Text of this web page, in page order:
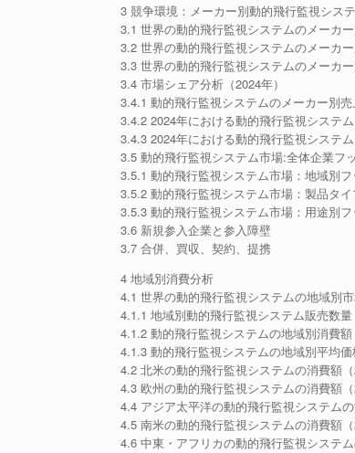
3 競争環境：メーカー別動的飛行監視シス
3.1 世界の動的飛行監視システムのメーカー
3.2 世界の動的飛行監視システムのメーカー
3.3 世界の動的飛行監視システムのメーカー
3.4 市場シェア分析（2024年）
3.4.1 動的飛行監視システムのメーカー別
3.4.2 2024年における動的飛行監視システ
3.4.3 2024年における動的飛行監視システ
3.5 動的飛行監視システム市場:全体企業フ
3.5.1 動的飛行監視システム市場：地域別フ
3.5.2 動的飛行監視システム市場：製品タ
3.5.3 動的飛行監視システム市場：用途別フ
3.6 新規参入企業と参入障壁
3.7 合併、買収、契約、提携
4 地域別消費分析
4.1 世界の動的飛行監視システムの地域別
4.1.1 地域別動的飛行監視システム販売数量
4.1.2 動的飛行監視システムの地域別消費額
4.1.3 動的飛行監視システムの地域別平均価
4.2 北米の動的飛行監視システムの消費額（
4.3 欧州の動的飛行監視システムの消費額（
4.4 アジア太平洋の動的飛行監視システムの
4.5 南米の動的飛行監視システムの消費額（
4.6 中東・アフリカの動的飛行監視システム